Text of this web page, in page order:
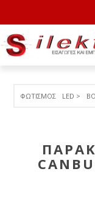
ΦΩΤΙΣΜΟΣ LED >